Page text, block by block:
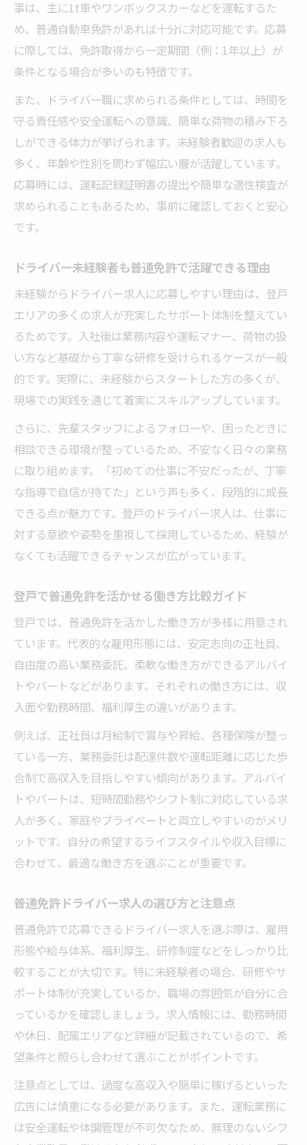
事は、主に1t車やワンボックスカーなどを運転するた
め、普通自動車免許があれば十分に対応可能です。応募
に際しては、免許取得から一定期間（例：1年以上）が
条件となる場合が多いのも特徴です。
また、ドライバー職に求められる条件としては、時間を
守る責任感や安全運転への意識、簡単な荷物の積み下ろ
しができる体力が挙げられます。未経験者歓迎の求人も
多く、年齢や性別を問わず幅広い層が活躍しています。
応募時には、運転記録証明書の提出や簡単な適性検査が
求められることもあるため、事前に確認しておくと安心
です。
ドライバー未経験者も普通免許で活躍できる理由
未経験からドライバー求人に応募しやすい理由は、登戸
エリアの多くの求人が充実したサポート体制を整えてい
るためです。入社後は業務内容や運転マナー、荷物の扱
い方など基礎から丁寧な研修を受けられるケースが一般
的です。実際に、未経験からスタートした方の多くが、
現場での実践を通じて着実にスキルアップしています。
さらに、先輩スタッフによるフォローや、困ったときに
相談できる環境が整っているため、不安なく日々の業務
に取り組めます。「初めての仕事に不安だったが、丁寧
な指導で自信が持てた」という声も多く、段階的に成長
できる点が魅力です。登戸のドライバー求人は、仕事に
対する意欲や姿勢を重視して採用しているため、経験が
なくても活躍できるチャンスが広がっています。
登戸で普通免許を活かせる働き方比較ガイド
登戸では、普通免許を活かした働き方が多様に用意され
ています。代表的な雇用形態には、安定志向の正社員、
自由度の高い業務委託、柔軟な働き方ができるアルバイ
トやパートなどがあります。それぞれの働き方には、収
入面や勤務時間、福利厚生の違いがあります。
例えば、正社員は月給制で賞与や昇給、各種保険が整っ
ている一方、業務委託は配達件数や運転距離に応じた歩
合制で高収入を目指しやすい傾向があります。アルバイ
トやパートは、短時間勤務やシフト制に対応している求
人が多く、家庭やプライベートと両立しやすいのがメリ
ットです。自分の希望するライフスタイルや収入目標に
合わせて、最適な働き方を選ぶことが重要です。
普通免許ドライバー求人の選び方と注意点
普通免許で応募できるドライバー求人を選ぶ際は、雇用
形態や給与体系、福利厚生、研修制度などをしっかり比
較することが大切です。特に未経験者の場合、研修やサ
ポート体制が充実しているか、職場の雰囲気が自分に合
っているかを確認しましょう。求人情報には、勤務時間
や休日、配属エリアなど詳細が記載されているので、希
望条件と照らし合わせて選ぶことがポイントです。
注意点としては、過度な高収入や簡単に稼げるといった
広告には慎重になる必要があります。また、運転業務に
は安全運転や体調管理が不可欠なため、無理のないシフ